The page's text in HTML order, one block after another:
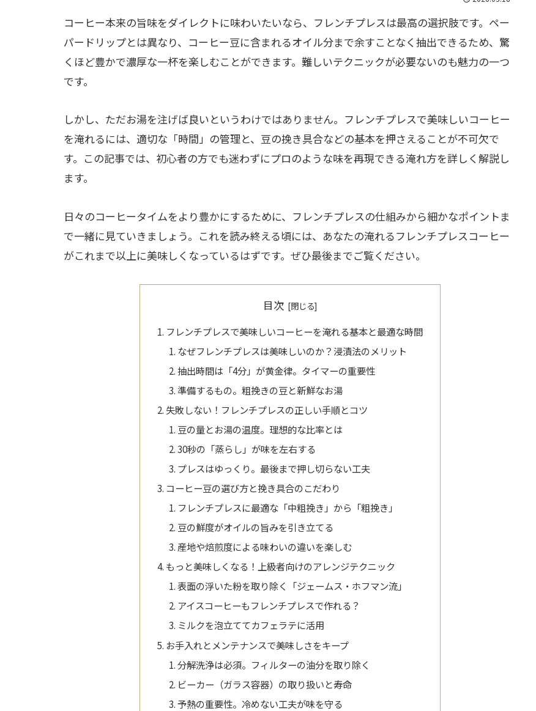
コーヒー本来の旨味をダイレクトに味わいたいなら、フレンチプレスは最高の選択肢です。ペー
パードリップとは異なり、コーヒー豆に含まれるオイル分まで余すことなく抽出できるため、驚
くほど豊かで濃厚な一杯を楽しむことができます。難しいテクニックが必要ないのも魅力の一つ
です。
しかし、ただお湯を注げば良いというわけではありません。フレンチプレスで美味しいコーヒー
を淹れるには、適切な「時間」の管理と、豆の挽き具合などの基本を押さえることが不可欠で
す。この記事では、初心者の方でも迷わずにプロのような味を再現できる淹れ方を詳しく解説し
ます。
日々のコーヒータイムをより豊かにするために、フレンチプレスの仕組みから細かなポイントま
で一緒に見ていきましょう。これを読み終える頃には、あなたの淹れるフレンチプレスコーヒー
がこれまで以上に美味しくなっているはずです。ぜひ最後までご覧ください。
目次
フレンチプレスで美味しいコーヒーを淹れる基本と最適な時間
なぜフレンチプレスは美味しいのか？浸漬法のメリット
抽出時間は「4分」が黄金律。タイマーの重要性
準備するもの。粗挽きの豆と新鮮なお湯
失敗しない！フレンチプレスの正しい手順とコツ
豆の量とお湯の温度。理想的な比率とは
30秒の「蒸らし」が味を左右する
プレスはゆっくり。最後まで押し切らない工夫
コーヒー豆の選び方と挽き具合のこだわり
フレンチプレスに最適な「中粗挽き」から「粗挽き」
豆の鮮度がオイルの旨みを引き立てる
産地や焙煎度による味わいの違いを楽しむ
もっと美味しくなる！上級者向けのアレンジテクニック
表面の浮いた粉を取り除く「ジェームス・ホフマン流」
アイスコーヒーもフレンチプレスで作れる？
ミルクを泡立ててカフェラテに活用
お手入れとメンテナンスで美味しさをキープ
分解洗浄は必須。フィルターの油分を取り除く
ビーカー（ガラス容器）の取り扱いと寿命
予熱の重要性。冷めない工夫が味を守る